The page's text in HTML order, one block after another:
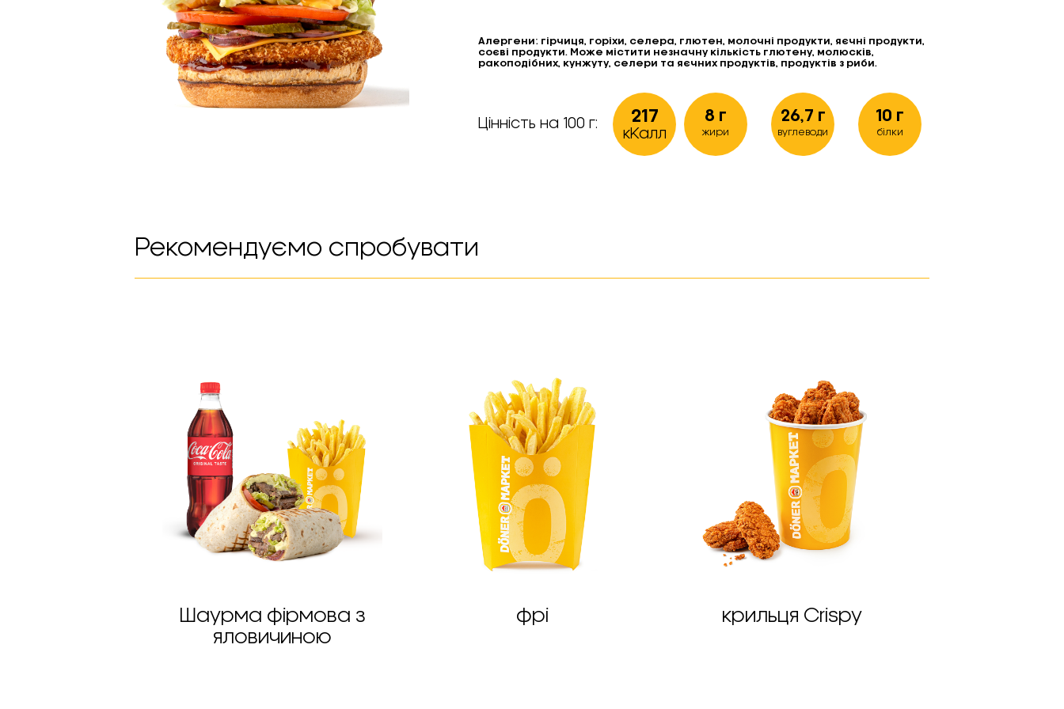
Алергени: гірчиця, горіхи, селера, глютен, молочні продукти, яєчні продукти,
соєві продукти. Може містити незначну кількість глютену, молюсків,
ракоподібних, кунжуту, селери та яєчних продуктів, продуктів з риби.
Цінність на 100 г: 217
кКалл
8 г
жири
26,7 г
вуглеводи
10 г
білки
Рекомендуємо спробувати
Шаурма фірмова з
яловичиною
фрі крильця Crispy